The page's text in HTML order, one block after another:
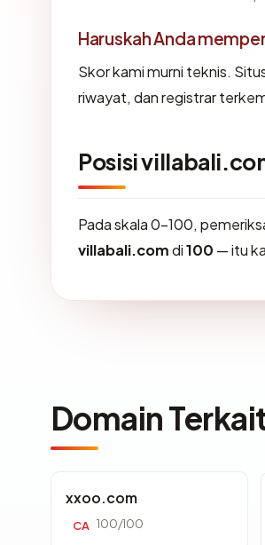
Haruskah Anda
Skor kami murni teknis.
riwayat, dan registrar
Posisi
Pada skala 0-100,
villabali.comdi100 — itu
Domain
xxoo.com
CA 100/100